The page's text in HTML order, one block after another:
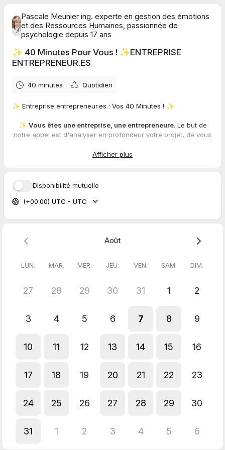
Pascale Meunier ing. experte en gestion des émotions
et des Ressources Humaines, passionnée de
psychologie depuis 17 ans
✨ 40 Minutes Pour Vous ! ✨ENTREPRISE
ENTREPRENEUR.ES
40 minutes Quotidien
✨ Entreprise entrepreneur.es : Vos 40 Minutes ! ✨
✨ Vous êtes une entreprise, une entrepreneure. Le but de
notre appel est d'analyser en profondeur votre projet, de vous
collaboration entre nous serait bénéfique. Assurez-vous
Ne restez pas seul.e, le temps c'est .. le temps c'est de la vie
✨! Et tu as besoin d'aide pour y arriver. C'est pour cela que tu
Au plaisir de se parler sur Zoom, à tout bientôt
Pascale Meunier
Afficher plus
Disponibilité mutuelle
(+00:00) UTC - UTC
Août
LUN. MAR. MER. JEU. VEN. SAM. DIM.
27 28 29 30 31 1 2
3 4 5 6 7 8 9
10 11 12 13 14 15 16
17 18 19 20 21 22 23
24 25 26 27 28 29 30
31 1 2 3 4 5 6